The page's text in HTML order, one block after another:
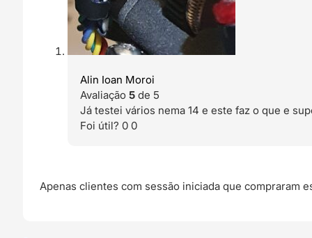
Alin Ioan Moroi
Avaliação5 de 5
Já testei vários nema 14 e este faz o que e
Foi útil? 00
Apenas clientes com sessão iniciada que compraram